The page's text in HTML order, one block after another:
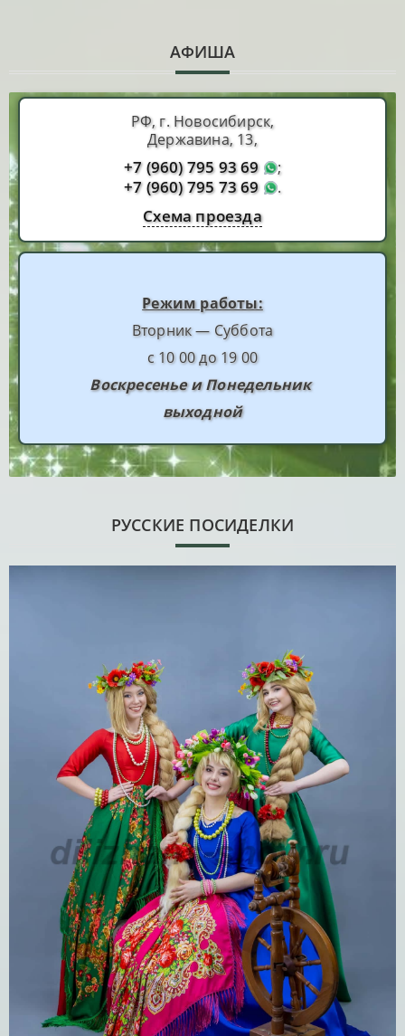
АФИША
РФ, г. Новосибирск,
Державина, 13,
+7 (960) 795 93 69 ;
+7 (960) 795 73 69 .
Схема проезда
Режим работы:
Вторник — Суббота
с 10 00 до 19 00
Воскресенье и Понедельник
выходной
РУССКИЕ ПОСИДЕЛКИ